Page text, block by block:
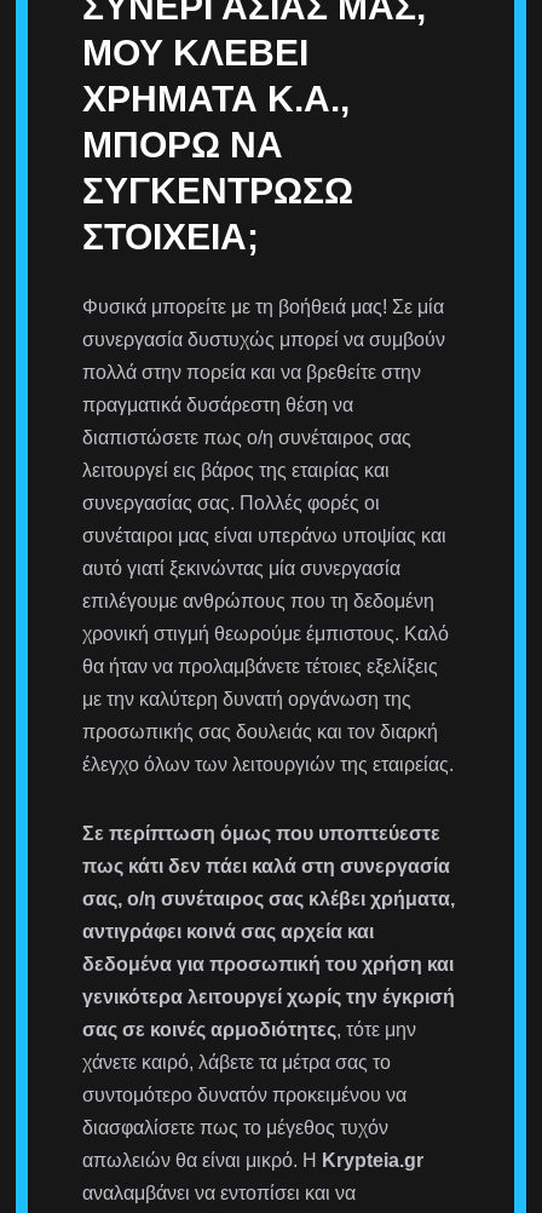
ΜΟΥ ΚΛΈΒΕΙ
ΧΡΉΜΑΤΑ Κ.Ά.,
ΜΠΟΡΏ ΝΑ
ΣΥΓΚΕΝΤΡΏΣΩ
ΣΤΟΙΧΕΊΑ;
Φυσικά μπορείτε με τη βοήθειά μας! Σε μία
συνεργασία δυστυχώς μπορεί να συμβούν
πολλά στην πορεία και να βρεθείτε στην
πραγματικά δυσάρεστη θέση να
διαπιστώσετε πως ο/η συνέταιρος σας
λειτουργεί εις βάρος της εταιρίας και
συνεργασίας σας. Πολλές φορές οι
συνέταιροι μας είναι υπεράνω υποψίας και
αυτό γιατί ξεκινώντας μία συνεργασία
επιλέγουμε ανθρώπους που τη δεδομένη
χρονική στιγμή θεωρούμε έμπιστους. Καλό
θα ήταν να προλαμβάνετε τέτοιες εξελίξεις
με την καλύτερη δυνατή οργάνωση της
προσωπικής σας δουλειάς και τον διαρκή
έλεγχο όλων των λειτουργιών της εταιρείας.
Σε περίπτωση όμως που υποπτεύεστε
πως κάτι δεν πάει καλά στη συνεργασία
σας, ο/η συνέταιρος σας κλέβει χρήματα,
αντιγράφει κοινά σας αρχεία και
δεδομένα για προσωπική του χρήση και
γενικότερα λειτουργεί χωρίς την έγκρισή
σας σε κοινές αρμοδιότητες, τότε μην
χάνετε καιρό, λάβετε τα μέτρα σας το
συντομότερο δυνατόν προκειμένου να
διασφαλίσετε πως το μέγεθος τυχόν
απωλειών θα είναι μικρό. Η Krypteia.gr
αναλαμβάνει να εντοπίσει και να